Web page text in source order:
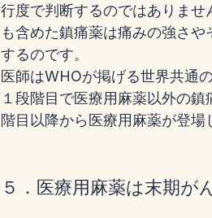
行度で判断するのではありま
も含めた鎮痛薬は痛みの強さ
するのです。
医師はWHOが掲げる世界共通
１段階目で医療用麻薬以外の
階目以降から医療用麻薬が登場
５．医療用麻薬は末期が